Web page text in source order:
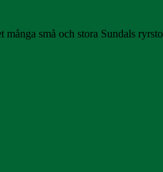
små och stora Sundals